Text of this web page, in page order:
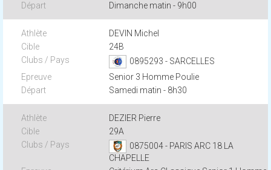
Dimanche matin - 9h00
DEVIN Michel
24B
0895293 - SARCELLES
Senior 3 Homme Poulie
Samedi matin - 8h30
DEZIER Pierre
29A
0875004 - PARIS ARC 18 LA
CHAPELLE